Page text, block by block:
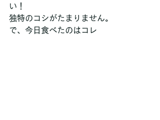
い！
独特のコシがたまりません。
で、今日食べたのはコレ